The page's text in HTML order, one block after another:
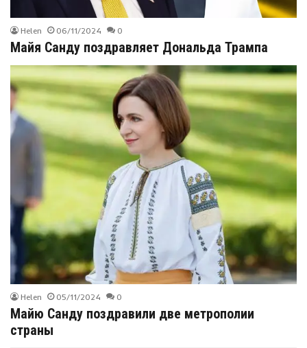
Helen 06/11/2024 0
Майя Санду поздравляет Дональда Трампа
Helen 05/11/2024 0
Майю Санду поздравили две метрополии
страны